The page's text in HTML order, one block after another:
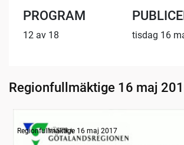
PROGRAM
12 av 18 tisdag 16
Regionfullmäktige 16 maj
Information om dagens ärenden
Regionfullmäktige 16 maj 2017